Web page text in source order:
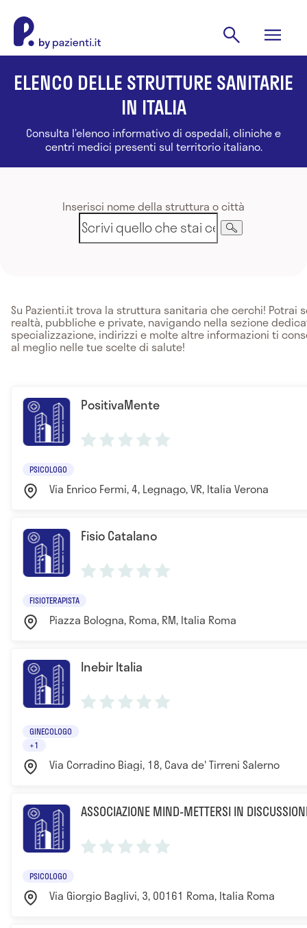
ELENCO DELLE STRUTTURE SANITARIE
IN ITALIA
Consulta l’elenco informativo di ospedali, cliniche e
centri medici presenti sul territorio italiano.
Inserisci nome della struttura o città
Su Pazienti.it trova la struttura sanitaria che cerchi! Potrai
realtà, pubbliche e private, navigando nella sezione
specializzazione, indirizzi e molte altre informazioni ti
al meglio nelle tue scelte di salute!
PositivaMente
PSICOLOGO
Via Enrico Fermi, 4, Legnago, VR, Italia Verona
Fisio Catalano
FISIOTERAPISTA
Piazza Bologna, Roma, RM, Italia Roma
Inebir Italia
GINECOLOGO
+1
Via Corradino Biagi, 18, Cava de' Tirreni Salerno
ASSOCIAZIONE MIND-METTERSI IN
PSICOLOGO
Via Giorgio Baglivi, 3, 00161 Roma, Italia Roma